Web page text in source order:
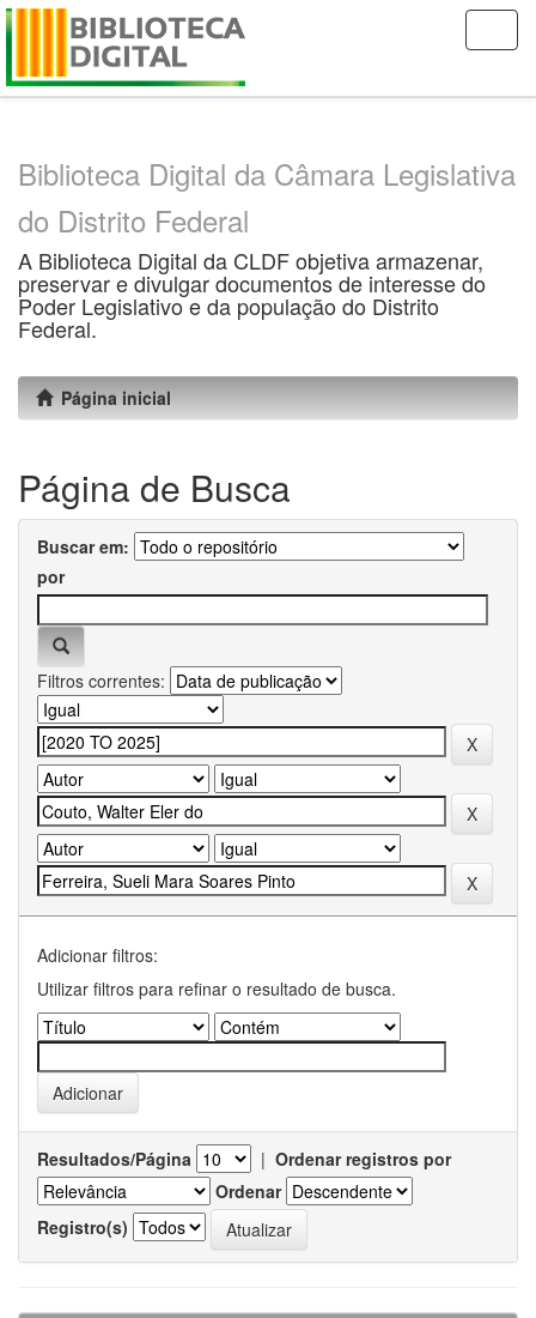
Skip
Biblioteca Digital da Câmara Legislativa
do Distrito Federal
A Biblioteca Digital da CLDF objetiva armazenar,
preservar e divulgar documentos de interesse do
Poder Legislativo e da população do Distrito
Federal.
Página inicial
Página de Busca
Buscar em:
por
Filtros correntes:
Adicionar filtros:
Utilizar filtros para refinar o resultado de busca.
Resultados/Página | Ordenar registros por
Ordenar
Registro(s)